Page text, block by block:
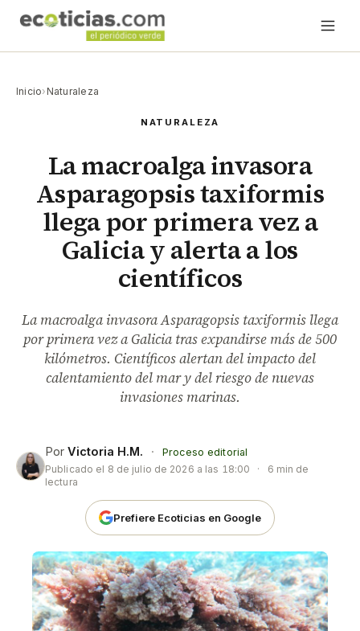
Inicio› Naturaleza
NATURALEZA
La macroalga invasora
Asparagopsis taxiformis
llega por primera vez a
Galicia y alerta a los
científicos
La macroalga invasora Asparagopsis taxiformis llega
por primera vez a Galicia tras expandirse más de 500
kilómetros. Científicos alertan del impacto del
calentamiento del mar y del riesgo de nuevas
invasiones marinas.
Por Victoria H.M. ·
Proceso editorial
Publicado el 8 de julio de 2026 a las 18:00 ·
6 min de
lectura
Prefiere Ecoticias en Google